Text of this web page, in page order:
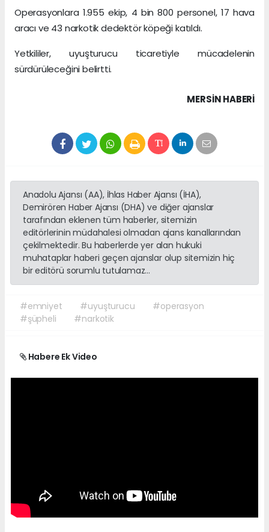
Operasyonlara 1.955 ekip, 4 bin 800 personel, 17 hava
aracı ve 43 narkotik dedektör köpeği katıldı.
Yetkililer, uyuşturucu ticaretiyle mücadelenin
sürdürüleceğini belirtti.
MERSIN HABERİ
Anadolu Ajansı (AA), İhlas Haber Ajansı (İHA),
Demirören Haber Ajansı (DHA) ve diğer ajanslar
tarafından eklenen tüm haberler, sitemizin
editörlerinin müdahalesi olmadan ajans kanallarından
çekilmektedir. Bu haberlerde yer alan hukuki
muhataplar haberi geçen ajanslar olup sitemizin hiç
bir editörü sorumlu tutulamaz...
#emniyet #uyuşturucu
#operasyon
#şüpheli
#narkotik
Habere Ek Video